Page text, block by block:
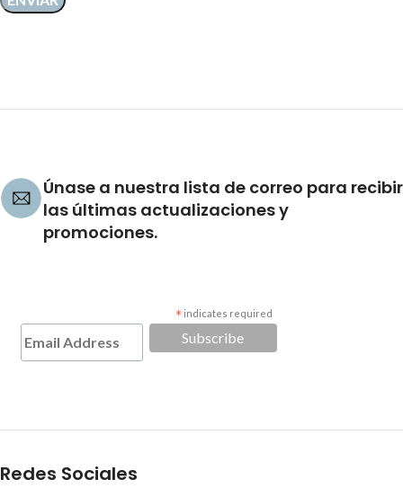
Únase a nuestra lista de correo para recibir
las últimas actualizaciones y
promociones.
* indicates required
Redes Sociales